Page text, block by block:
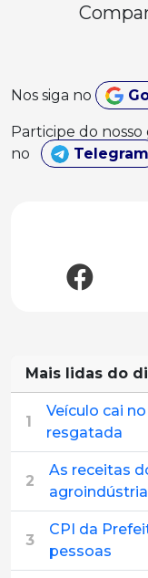
Nos siga no
Participe do
no
Telegram
Mais lidas do
1
Veículo cai
resgatada
2
As receitas
3
CPI da
pessoas